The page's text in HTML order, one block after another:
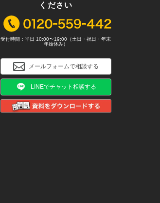
ください
受付時間：平日 10:00〜19:00（土日・祝日・年末
年始休み）
メールフォームで相談する
LINEでチャット相談する